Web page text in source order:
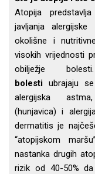
Atopija
javljanja
okolišne i
visokih vrijednosti
obilježje
bolesti ubrajaju
alergijska
(hunjavica) i
dermatitis je
“atopijskom
nastanka drugih
rizik od 40-50%